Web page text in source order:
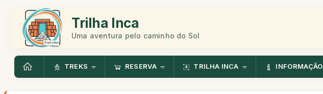
Trilha Inca
Uma aventura pelo caminho do Sol
TREKS RESERVA TRILHA INCA INFORMAÇÃO